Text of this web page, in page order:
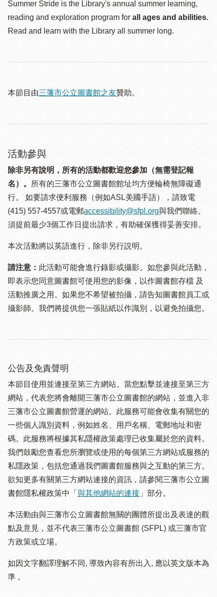
Summer Stride is the Library's annual summer learning,
reading and exploration program for all ages and abilities.
Read and learn with the Library all summer long.
本節目由三藩市公立圖書館之友贊助。
活動參與
除非另有說明，所有的活動都歡迎您參加（無需登記報
名）。
所有的三藩市公立圖書館館址均方便輪椅無障礙通
行。 如要請求便利服務（例如ASL美國手語），請致電
(415) 557-4557或電郵accessibility@sfpl.org與我們聯絡。
須提 前最少3個工作日提出請求，有助確保獲得妥善安排。
本次活動將以英語進行，除非另行説明。
請注意： 此活動可能會進行錄影或攝影。如您參與此活動，
即表示您同意圖書館可使用您的影像，以作圖書館存檔 及
活動推廣之用。如果您不希望被拍攝，請告知圖書館員工或
攝影師。我們將提供您一張貼紙以作識別，以避免拍攝您。
公告及免責聲明
本節目使用並連接至第三方網站。當您點擊並連接至第三方
網站，代表您將會離開三藩市公立圖書館的網站，並進入非
三藩市公立圖書館營運的網站。此服務可能會收集有關您的
一些個人識別資料，例如姓名、用戶名稱、電郵地址和密
碼。此服務將根據其私隱權政策處理已收集屬於您的資料。
我們鼓勵您查看您所瀏覽或使用的每個第三方網站或服務的
私隱政策，包括您通過我們圖書館服務與之互動的第三方。
欲知更多有關第三方網站連接的資訊，請參閱三藩市公立圖
書館隱私權政策中「 與其他網站的連接 」部分。
本活動由與三藩市公立圖書館無關的團體所提出及表達的觀
點及意見，並不代表三藩市公立圖書館 (SFPL) 或三藩市官
方政策或立場。
如因文字翻譯理解不同, 導致內容有所出入, 應以英文版本為
準 。